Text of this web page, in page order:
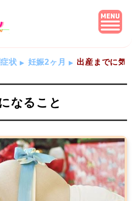
状 妊娠2ヶ月 出産までに気
なること